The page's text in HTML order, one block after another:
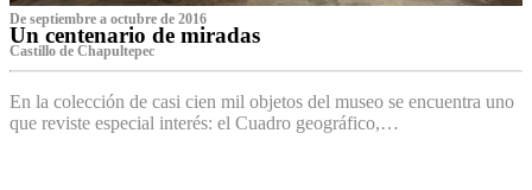
De septiembre a octubre de 2016
Un centenario de miradas
Castillo de Chapultepec
En la colección de casi cien mil objetos del museo se encuentra uno
que reviste especial interés: el Cuadro geográfico,…